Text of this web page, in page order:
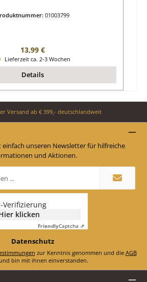
01003799
Regulärer Preis:
13,99 €
Lieferzeit ca. 2-3 Wochen
Details
Versand ab € 399,- deutschlandweit
einfach unseren Newsletter für hilfreiche
und Aktionen.
Verifizierung
klicken
FriendlyCaptcha ⇗
Datenschutz
zur Kenntnis genommen und die AGB
bin mit ihnen einverstanden.